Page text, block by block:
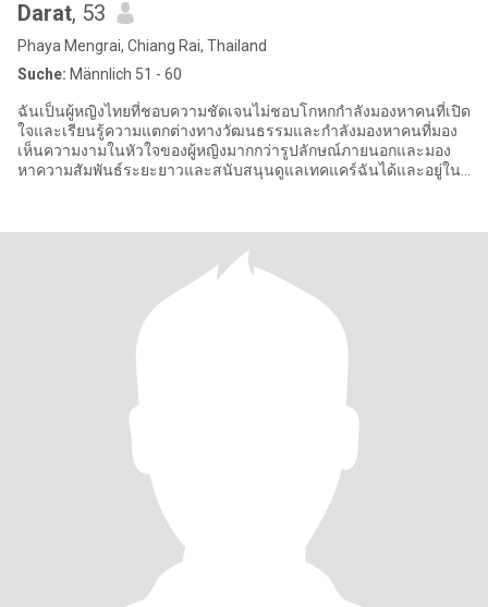
Darat, 53
Phaya Mengrai, Chiang Rai, Thailand
Suche: Männlich 51 - 60
ฉันเป็นผู้หญิงไทยที่ชอบความชัดเจนไม่ชอบโกหกกำลังมองหาคนที่เปิด
ใจและเรียนรู้ความแตกต่างทางวัฒนธรรมและกำลังมองหาคนที่มอง
เห็นความงามในหัวใจของผู้หญิงมากกว่ารูปลักษณ์ภายนอกและมอง
หาความสัมพันธ์ระยะยาวและสนับสนุนดูแลเทคแคร์ฉันได้และอยู่ใน